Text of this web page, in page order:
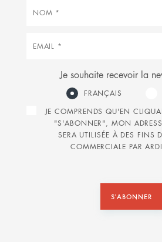
Nom
Courriel
Je souhaite recevoir la
FRANÇAIS
JE COMPRENDS QU'EN
"S'ABONNER", MON
SERA UTILISÉE À DES FINS
COMMERCIALE PAR
S'ABONNER